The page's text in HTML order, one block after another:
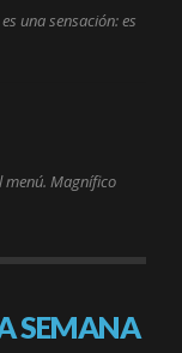
una sensación: es
menú. Magnífico
SEMANA